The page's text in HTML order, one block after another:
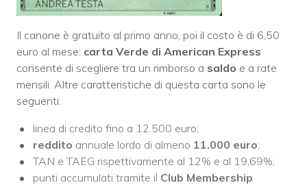
Il canone è gratuito al primo anno, poi il costo è di 6,50
euro al mese: carta Verde di American Express
consente di scegliere tra un rimborso a saldo e a rate
mensili. Altre caratteristiche di questa carta sono le
seguenti:
linea di credito fino a 12.500 euro;
reddito annuale lordo di almeno 11.000 euro;
TAN e TAEG rispettivamente al 12% e al 19,69%;
punti accumulati tramite il Club Membership